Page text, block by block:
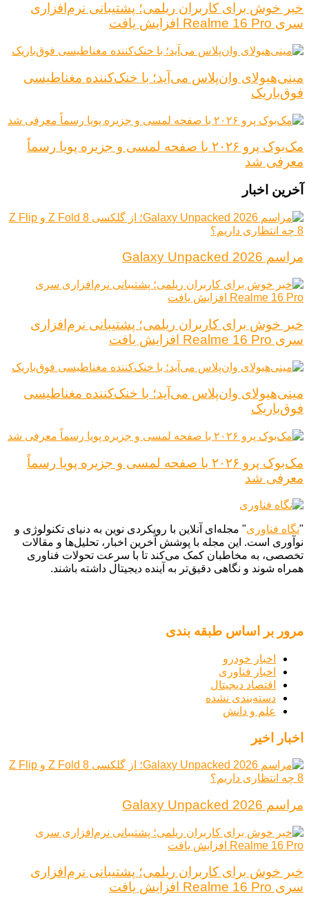
خبر خوش برای کاربران ریلمی؛ پشتیبانی نرم‌افزاری
سری Realme 16 Pro افزایش یافت
مینی‌هیولای وان‌پلاس می‌آید؛ با خنک‌کننده مغناطیسی
فوق‌باریک
مک‌بوک پرو ۲۰۲۶ با صفحه لمسی و جزیره پویا رسماً
معرفی شد
آخرین اخبار
مراسم Galaxy Unpacked 2026
خبر خوش برای کاربران ریلمی؛ پشتیبانی نرم‌افزاری
سری Realme 16 Pro افزایش یافت
مینی‌هیولای وان‌پلاس می‌آید؛ با خنک‌کننده مغناطیسی
فوق‌باریک
مک‌بوک پرو ۲۰۲۶ با صفحه لمسی و جزیره پویا رسماً
معرفی شد
"نگاه فناوری" مجله‌ای آنلاین با رویکردی نوین به دنیای تکنولوژی و
نوآوری است. این مجله با پوشش آخرین اخبار، تحلیل‌ها و مقالات
تخصصی، به مخاطبان کمک می‌کند تا با سرعت تحولات فناوری
همراه شوند و نگاهی دقیق‌تر به آینده دیجیتال داشته باشند.
مرور بر اساس طبقه بندی
اخبار خودرو
اخبار فناوری
اقتصاد دیجیتال
دسته‌بندی نشده
علم و دانش
اخبار اخیر
مراسم Galaxy Unpacked 2026
خبر خوش برای کاربران ریلمی؛ پشتیبانی نرم‌افزاری
سری Realme 16 Pro افزایش یافت